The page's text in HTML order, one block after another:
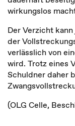
wirkungslos
Der Verzicht
der
verlässlich von
wird. Trotz eines
Schuldner daher
(OLG Celle,